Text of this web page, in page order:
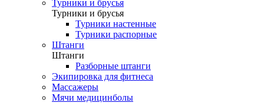
Турники и брусья
Турники и брусья
Турники настенные
Турники распорные
Штанги
Штанги
Разборные штанги
Экипировка для фитнеса
Массажеры
Мячи медицинболы